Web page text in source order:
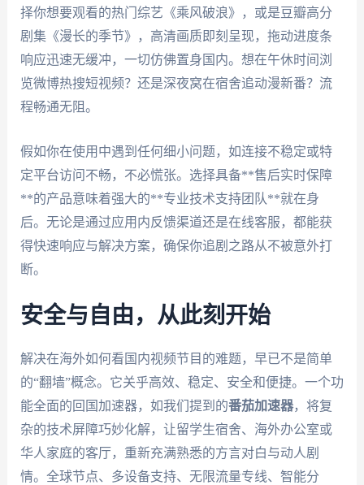
择你想要观看的热门综艺《乘风破浪》，或是豆瓣高分
剧集《漫长的季节》，高清画质即刻呈现，拖动进度条
响应迅速无缓冲，一切仿佛置身国内。想在午休时间浏
览微博热搜短视频？还是深夜窝在宿舍追动漫新番？流
程畅通无阻。
假如你在使用中遇到任何细小问题，如连接不稳定或特
定平台访问不畅，不必慌张。选择具备**售后实时保障
**的产品意味着强大的**专业技术支持团队**就在身
后。无论是通过应用内反馈渠道还是在线客服，都能获
得快速响应与解决方案，确保你追剧之路从不被意外打
断。
安全与自由，从此刻开始
解决在海外如何看国内视频节目的难题，早已不是简单
的“翻墙”概念。它关乎高效、稳定、安全和便捷。一个功
能全面的回国加速器，如我们提到的番茄加速器，将复
杂的技术屏障巧妙化解，让留学生宿舍、海外办公室或
华人家庭的客厅，重新充满熟悉的方言对白与动人剧
情。全球节点、多设备支持、无限流量专线、智能分